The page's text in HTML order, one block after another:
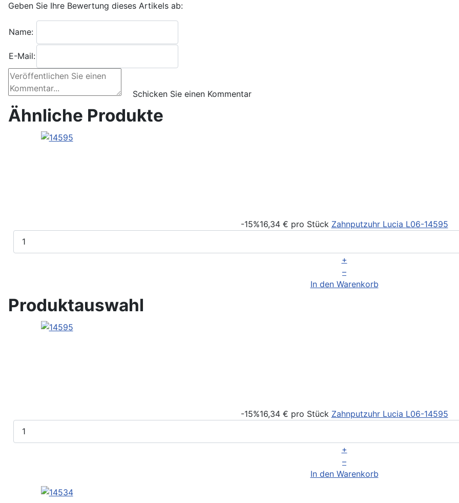
Geben Sie Ihre Bewertung dieses Artikels ab:
Name:
E-Mail:
Ähnliche Produkte
-15%16,34 € pro Stück Zahnputzuhr Lucia L06-14595
+
–
In den Warenkorb
Produktauswahl
-15%16,34 € pro Stück Zahnputzuhr Lucia L06-14595
+
–
In den Warenkorb